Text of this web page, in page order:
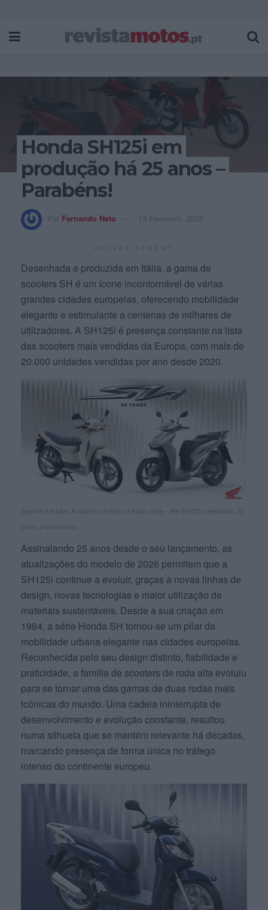
Honda SH125i em
produção há 25 anos –
Parabéns!
Por Fernando Neto 13 Fevereiro, 2026
Desenhada e produzida em Itália, a gama de
scooters SH é um ícone incontornável de várias
grandes cidades europeias, oferecendo mobilidade
elegante e estimulante a centenas de milhares de
utilizadores. A SH125i é presença constante na lista
das scooters mais vendidas da Europa, com mais de
20.000 unidades vendidas por ano desde 2020.
Beyond the bike: A quarter century of Italian style – the SH125i celebrates 25
years of production
Assinalando 25 anos desde o seu lançamento, as
atualizações do modelo de 2026 permitem que a
SH125i continue a evoluir, graças a novas linhas de
design, novas tecnologias e maior utilização de
materiais sustentáveis. Desde a sua criação em
1984, a série Honda SH tornou‑se um pilar da
mobilidade urbana elegante nas cidades europeias.
Reconhecida pelo seu design distinto, fiabilidade e
praticidade, a família de scooters de roda alta evoluiu
para se tornar uma das gamas de duas rodas mais
icónicas do mundo. Uma cadeia ininterrupta de
desenvolvimento e evolução constante, resultou
numa silhueta que se mantém relevante há décadas,
marcando presença de forma única no tráfego
intenso do continente europeu.